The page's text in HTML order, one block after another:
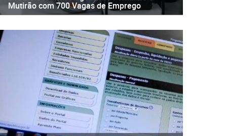
Mutirão com 700 Vagas de Emprego